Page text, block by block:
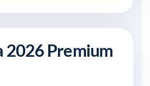
2026 Premium